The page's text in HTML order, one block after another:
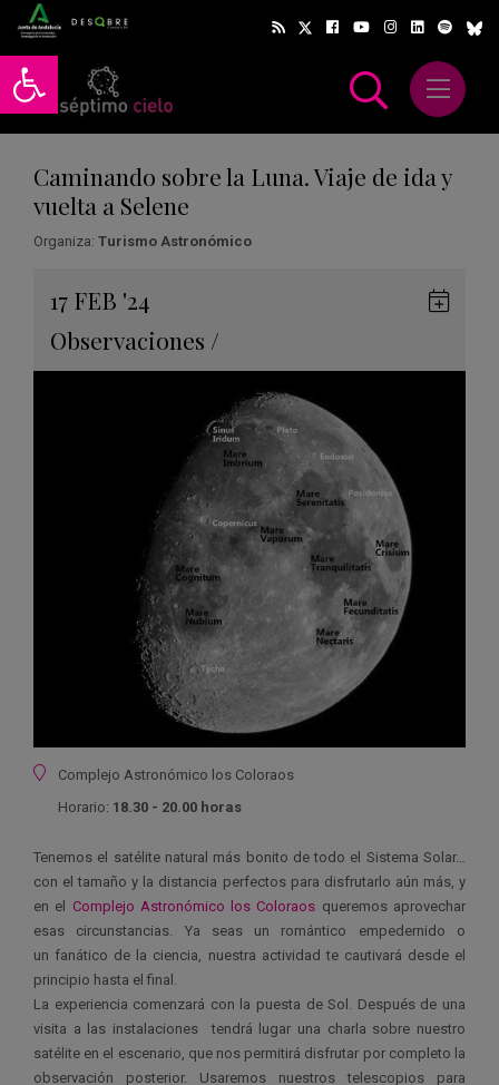
Abrir barra de herramientas
Abrir
Caminando sobre la Luna. Viaje de ida y
vuelta a Selene
Organiza: Turismo Astronómico
17 FEB '24
Observaciones /
Ubicación
Complejo Astronómico los Coloraos
Horario: 18.30 - 20.00 horas
Tenemos el satélite natural más bonito de todo el Sistema Solar…
con el tamaño y la distancia perfectos para disfrutarlo aún más, y
en el Complejo Astronómico los Coloraos queremos aprovechar
esas circunstancias. Ya seas un romántico empedernido o
un fanático de la ciencia, nuestra actividad te cautivará desde el
principio hasta el final.
La experiencia comenzará con la puesta de Sol. Después de una
visita a las instalaciones tendrá lugar una charla sobre nuestro
satélite en el escenario, que nos permitirá disfrutar por completo la
observación posterior. Usaremos nuestros telescopios para